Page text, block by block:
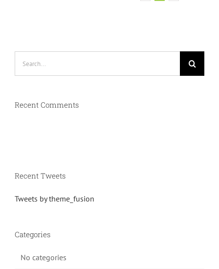
Recent Comments
Recent Tweets
Tweets by theme_fusion
Categories
No categories